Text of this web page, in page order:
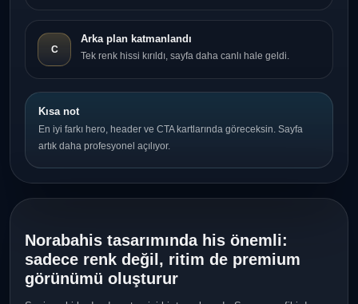
C
Arka plan katmanlandı
Tek renk hissi kırıldı, sayfa daha canlı hale geldi.
Kısa not
En iyi farkı hero, header ve CTA kartlarında göreceksin. Sayfa
artık daha profesyonel açılıyor.
Norabahis tasarımında his önemli:
sadece renk değil, ritim de premium
görünümü oluşturur